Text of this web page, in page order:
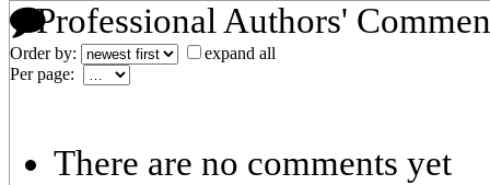
Professional Authors'
Order by:
expand all
Per page:
There are no comments yet